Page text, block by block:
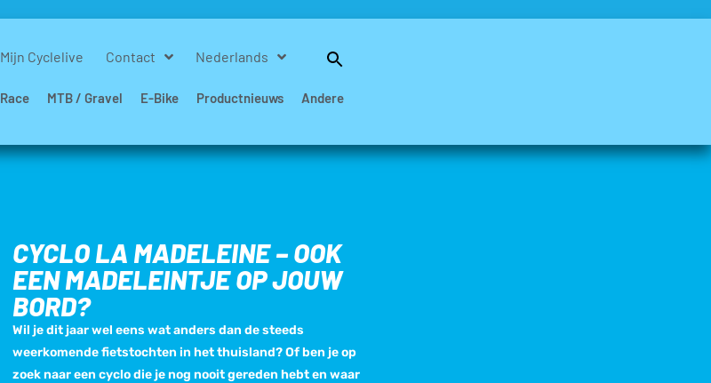
Mijn Cyclelive Contact Nederlands
Race MTB / Gravel E-Bike Productnieuws Andere
CYCLO LA MADELEINE – OOK
EEN MADELEINTJE OP JOUW
BORD?
Wil je dit jaar wel eens wat anders dan de steeds
weerkomende fietstochten in het thuisland? Of ben je op
zoek naar een cyclo die je nog nooit gereden hebt en waar